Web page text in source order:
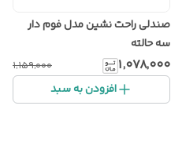
صندلی راحت نشین مدل فوم دار
سه حالته
۱٬۰۷۸٬۰۰۰ ۱٬۱۵۹٬۰۰۰
افزودن به سبد